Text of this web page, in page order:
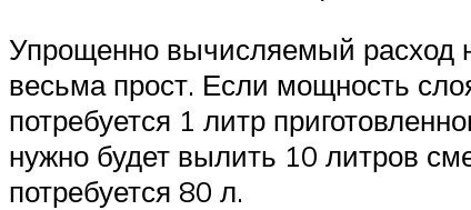
Упрощенно вычисляемый расход
весьма прост. Если мощность
потребуется 1 литр
нужно будет вылить 10 литров
потребуется 80 л.